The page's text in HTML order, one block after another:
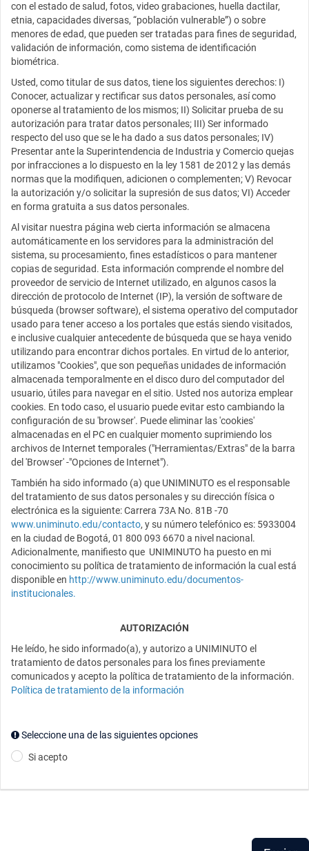
con el estado de salud, fotos, video grabaciones, huella dactilar,
etnia, capacidades diversas, “población vulnerable”) o sobre
menores de edad, que pueden ser tratadas para fines de seguridad,
validación de información, como sistema de identificación
biométrica.
Usted, como titular de sus datos, tiene los siguientes derechos: I)
Conocer, actualizar y rectificar sus datos personales, así como
oponerse al tratamiento de los mismos; II) Solicitar prueba de su
autorización para tratar datos personales; III) Ser informado
respecto del uso que se le ha dado a sus datos personales; IV)
Presentar ante la Superintendencia de Industria y Comercio quejas
por infracciones a lo dispuesto en la ley 1581 de 2012 y las demás
normas que la modifiquen, adicionen o complementen; V) Revocar
la autorización y/o solicitar la supresión de sus datos; VI) Acceder
en forma gratuita a sus datos personales.
Al visitar nuestra página web cierta información se almacena
automáticamente en los servidores para la administración del
sistema, su procesamiento, fines estadísticos o para mantener
copias de seguridad. Esta información comprende el nombre del
proveedor de servicio de Internet utilizado, en algunos casos la
dirección de protocolo de Internet (IP), la versión de software de
búsqueda (browser software), el sistema operativo del computador
usado para tener acceso a los portales que estás siendo visitados,
e inclusive cualquier antecedente de búsqueda que se haya venido
utilizando para encontrar dichos portales. En virtud de lo anterior,
utilizamos "Cookies", que son pequeñas unidades de información
almacenada temporalmente en el disco duro del computador del
usuario, útiles para navegar en el sitio. Usted nos autoriza emplear
cookies. En todo caso, el usuario puede evitar esto cambiando la
configuración de su 'browser'. Puede eliminar las 'cookies'
almacenadas en el PC en cualquier momento suprimiendo los
archivos de Internet temporales ("Herramientas/Extras" de la barra
del 'Browser' -"Opciones de Internet").
También ha sido informado (a) que UNIMINUTO es el responsable
del tratamiento de sus datos personales y su dirección física o
electrónica es la siguiente: Carrera 73A No. 81B -70
www.uniminuto.edu/contacto, y su número telefónico es: 5933004
en la ciudad de Bogotá, 01 800 093 6670 a nivel nacional.
Adicionalmente, manifiesto que UNIMINUTO ha puesto en mi
conocimiento su política de tratamiento de información la cual está
disponible en http://www.uniminuto.edu/documentos-
institucionales.
AUTORIZACIÓN
He leído, he sido informado(a), y autorizo a UNIMINUTO el
tratamiento de datos personales para los fines previamente
comunicados y acepto la política de tratamiento de la información.
Política de tratamiento de la información
Seleccione una de las siguientes opciones
Si acepto